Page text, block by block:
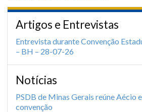
Artigos e Entrevistas
Entrevista durante Convenção
– BH – 28-07-26
Notícias
PSDB de Minas Gerais reúne Aécio
convenção